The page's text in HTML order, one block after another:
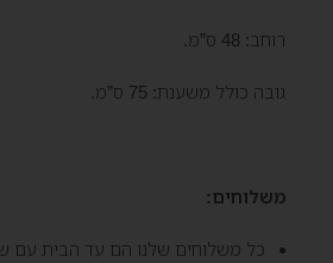
רוחב: 48 ס”מ.
גובה כולל משענת: 75 ס”מ.
משלוחים:
כל משלוחים שלנו הם עד הבית עם